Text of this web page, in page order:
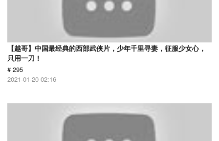
【越哥】中国最经典的西部武侠片，少年千里寻妻，征服少女心，
只用一刀！
# 295
2021-01-20 02:16